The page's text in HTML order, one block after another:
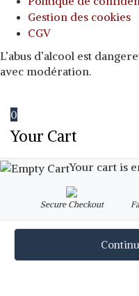
Gestion des cookies
CGV
L’abus d’alcool est
avec modération.
0
Your Cart
Your cart is
Secure Checkout